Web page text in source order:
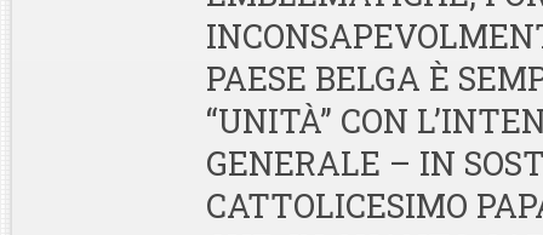
PAESE BELGA È
“UNITÀ” CON
GENERALE – IN
CATTOLICESIMO